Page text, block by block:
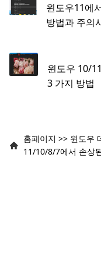
윈도우11에
방법과 주의
윈도우 10/
3 가지 방법
홈페이지 >> 윈도우
11/10/8/7에서 손상